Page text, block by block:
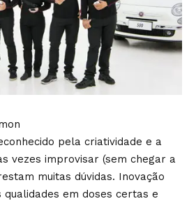
pela criatividade e a
vezes improvisar (sem chegar a
muitas dúvidas. Inovação
qualidades em doses certas e